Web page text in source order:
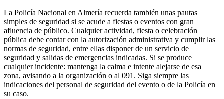
La Policía Nacional en Almería recuerda también unas pautas
simples de seguridad si se acude a fiestas o eventos con gran
afluencia de público. Cualquier actividad, fiesta o celebración
pública debe contar con la autorización administrativa y cumplir las
normas de seguridad, entre ellas disponer de un servicio de
seguridad y salidas de emergencias indicadas. Si se produce
cualquier incidente: mantenga la calma e intente alejarse de esa
zona, avisando a la organización o al 091. Siga siempre las
indicaciones del personal de seguridad del evento o de la Policía en
su caso.